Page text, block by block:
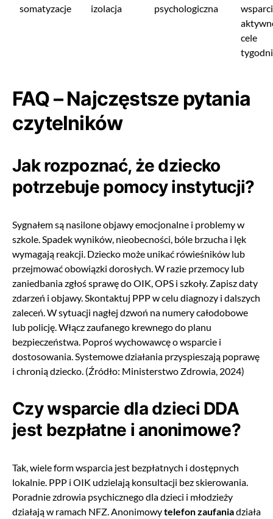
somatyzacje
izolacja
psychologiczna
cele
FAQ – Najczęstsze pytania
czytelników
Jak rozpoznać, że dziecko
potrzebuje pomocy instytucji?
Sygnałem są nasilone objawy emocjonalne i problemy w
szkole. Spadek wyników, nieobecności, bóle brzucha i lęk
wymagają reakcji. Dziecko może unikać rówieśników lub
przejmować obowiązki dorosłych. W razie przemocy lub
zaniedbania zgłoś sprawę do OIK, OPS i szkoły. Zapisz daty
zdarzeń i objawy. Skontaktuj PPP w celu diagnozy i dalszych
zaleceń. W sytuacji nagłej dzwoń na numery całodobowe
lub policję. Włącz zaufanego krewnego do planu
bezpieczeństwa. Poproś wychowawcę o wsparcie i
dostosowania. Systemowe działania przyspieszają poprawę
i chronią dziecko. (Źródło: Ministerstwo Zdrowia, 2024)
Czy wsparcie dla dzieci DDA
jest bezpłatne i anonimowe?
Tak, wiele form wsparcia jest bezpłatnych i dostępnych
lokalnie. PPP i OIK udzielają konsultacji bez skierowania.
Poradnie zdrowia psychicznego dla dzieci i młodzieży
działają w ramach NFZ. Anonimowytelefon zaufaniadziała